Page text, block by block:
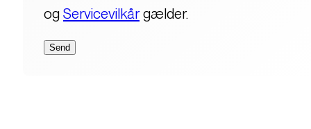
og Servicevilkårgælder.